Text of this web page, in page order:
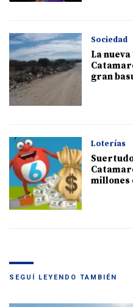
Sociedad
La
gran
Loterías
millones
SEGUÍ LEYENDO TAMBIÉN